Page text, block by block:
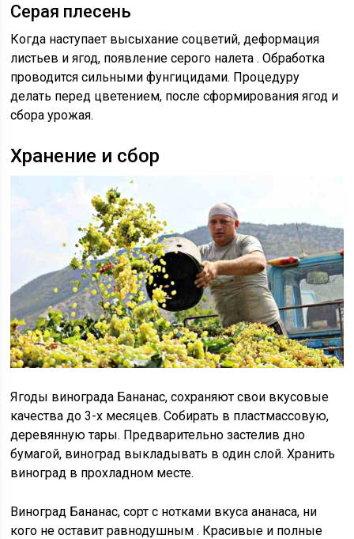
Серая плесень
Когда наступает высыхание соцветий, деформация
листьев и ягод, появление серого налета . Обработка
проводится сильными фунгицидами. Процедуру
делать перед цветением, после сформирования ягод и
сбора урожая.
Хранение и сбор
Ягоды винограда Бананас, сохраняют свои вкусовые
качества до 3-х месяцев. Собирать в пластмассовую,
деревянную тары. Предварительно застелив дно
бумагой, виноград выкладывать в один слой. Хранить
виноград в прохладном месте.
Виноград Бананас, сорт с нотками вкуса ананаса, ни
кого не оставит равнодушным . Красивые и полные